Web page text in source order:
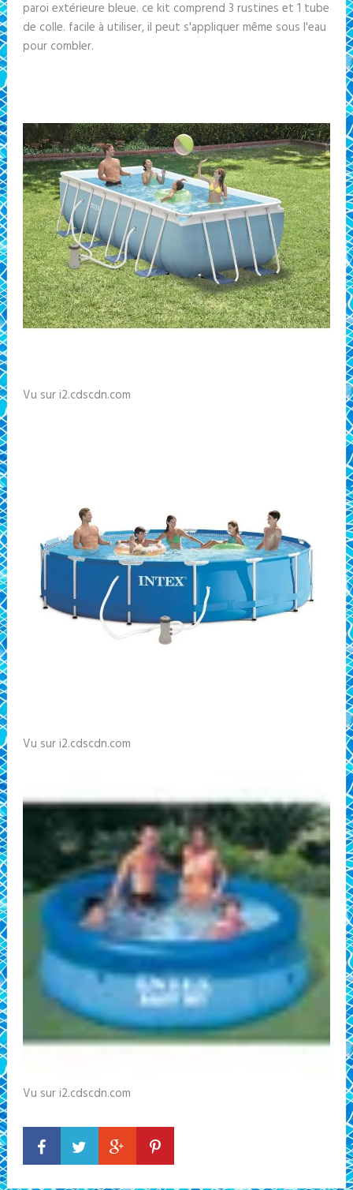
paroi extérieure bleue. ce kit comprend 3 rustines et 1 tube
de colle. facile à utiliser, il peut s'appliquer même sous l'eau
pour combler.
Vu sur i2.cdscdn.com
Vu sur i2.cdscdn.com
Vu sur i2.cdscdn.com